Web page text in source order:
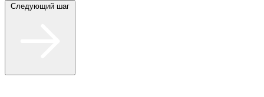
Следующий шаг